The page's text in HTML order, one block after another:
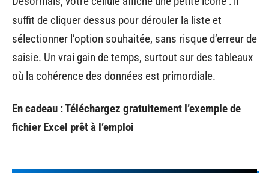
suffit de cliquer dessus pour dérouler la liste et
sélectionner l’option souhaitée, sans risque d’erreur de
saisie. Un vrai gain de temps, surtout sur des tableaux
où la cohérence des données est primordiale.
En cadeau : Téléchargez gratuitement l’exemple de
fichier Excel prêt à l’emploi